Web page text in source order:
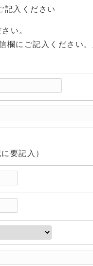
記入ください
い。
欄にご記入ください。
要記入）